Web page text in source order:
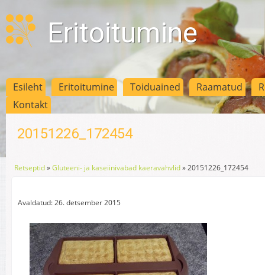
Eritoitumine
Esileht Eritoitumine Toiduained Raamatud
Kontakt
20151226_172454
Retseptid»Gluteeni- ja kaseiinivabad kaeravahvlid»20151226_172454
Avaldatud: 26. detsember 2015